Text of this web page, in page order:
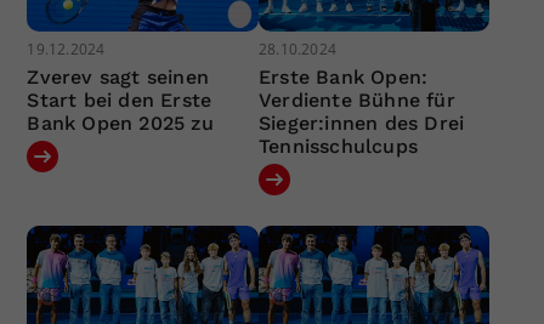
19.12.2024
Zverev sagt seinen
Start bei den Erste
Bank Open 2025 zu
28.10.2024
Erste Bank Open:
Verdiente Bühne für
Sieger:innen des Drei
Tennisschulcups